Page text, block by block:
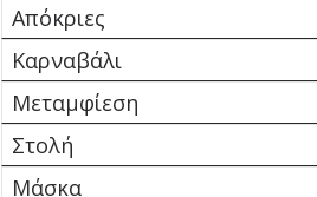
Απόκριες
Καρναβάλι
Μεταμφίεση
Στολή
Μάσκα